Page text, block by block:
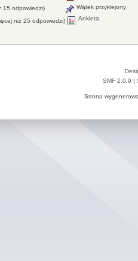
15 odpowiedzi)
niż 25 odpowiedzi)
Wątek przyklejony
Ankieta
SMF 2.0.9 |
Strona